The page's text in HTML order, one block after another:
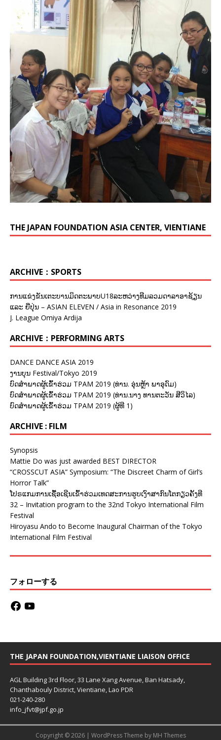
THE JAPAN FOUNDATION ASIA CENTER, VIENTIANE
ARCHIVE：SPORTS
ການແຂ່ງຂັນເຕະບານມິດຕະພາບU18ລະຫວ່າງທີມລວມດາລາອາຊ້ຽນ
ແລະ ຍີ່ປຸ່ນ – ASIAN ELEVEN / Asia in Resonance 2019
J. League Omiya Ardija
ARCHIVE：PERFORMING ARTS
DANCE DANCE ASIA 2019
ງານບຸນ Festival/Tokyo 2019
ບົດສຳພາດຜູ້ເຂົ້າຮ່ວມ TPAM 2019 (ທ່ານ. ອຸ່ນຫຼ້າ ພາອຸດົມ)
ບົດສຳພາດຜູ້ເຂົ້າຮ່ວມ TPAM 2019 (ທ່ານ.ນາງ ທານຕະວັນ ສີວິໄລ)
ບົດສຳພາດຜູ້ເຂົ້າຮ່ວມ TPAM 2019 (ຜູ້ທີ 1)
ARCHIVE : FILM
Synopsis
Mattie Do was just awarded BEST DIRECTOR
“CROSSCUT ASIA” Symposium: “The Discreet Charm of Girl’s
Horror Talk”
ໂປຣແກມການເຊື້ອເຊີນເຂົ້າຮ່ວມເທດສະການຮູບເງົາສາກົນໂຕກຽວຄັ້ງທີ
32 – Invitation program to the 32nd Tokyo International Film
Festival
Hiroyasu Ando to Become Inaugural Chairman of the Tokyo
International Film Festival
フォローする
THE JAPAN FOUNDATION,VIENTIANE LIAISON OFFICE
AGL Building 3rd Floor, 33 Lane Xang Avenue, Ban Hatsady,
Chanthabouly District, Vientiane, Lao PDR
021-240-280
info_jfvt@jpf.go.jp
Copyright © 2026 | WordPress Theme by MH Themes